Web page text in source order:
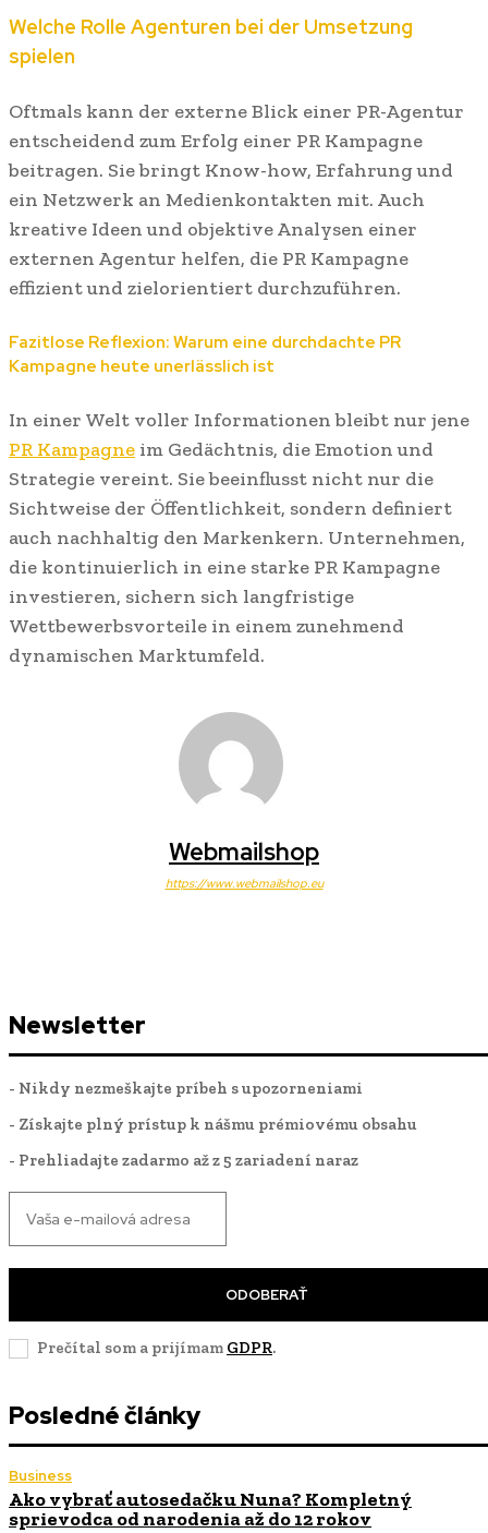
Welche Rolle Agenturen bei der Umsetzung
spielen
Oftmals kann der externe Blick einer PR-Agentur
entscheidend zum Erfolg einer PR Kampagne
beitragen. Sie bringt Know-how, Erfahrung und
ein Netzwerk an Medienkontakten mit. Auch
kreative Ideen und objektive Analysen einer
externen Agentur helfen, die PR Kampagne
effizient und zielorientiert durchzuführen.
Fazitlose Reflexion: Warum eine durchdachte PR
Kampagne heute unerlässlich ist
In einer Welt voller Informationen bleibt nur jene
PR Kampagne im Gedächtnis, die Emotion und
Strategie vereint. Sie beeinflusst nicht nur die
Sichtweise der Öffentlichkeit, sondern definiert
auch nachhaltig den Markenkern. Unternehmen,
die kontinuierlich in eine starke PR Kampagne
investieren, sichern sich langfristige
Wettbewerbsvorteile in einem zunehmend
dynamischen Marktumfeld.
Webmailshop
https://www.webmailshop.eu
Newsletter
- Nikdy nezmeškajte príbeh s upozorneniami
- Získajte plný prístup k nášmu prémiovému obsahu
- Prehliadajte zadarmo až z 5 zariadení naraz
ODOBERAŤ
Prečítal som a prijímam GDPR.
Posledné články
Business
Ako vybrať autosedačku Nuna? Kompletný
sprievodca od narodenia až do 12 rokov